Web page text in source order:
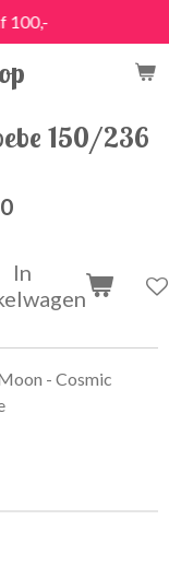
100,-
150/236
In
- Cosmic